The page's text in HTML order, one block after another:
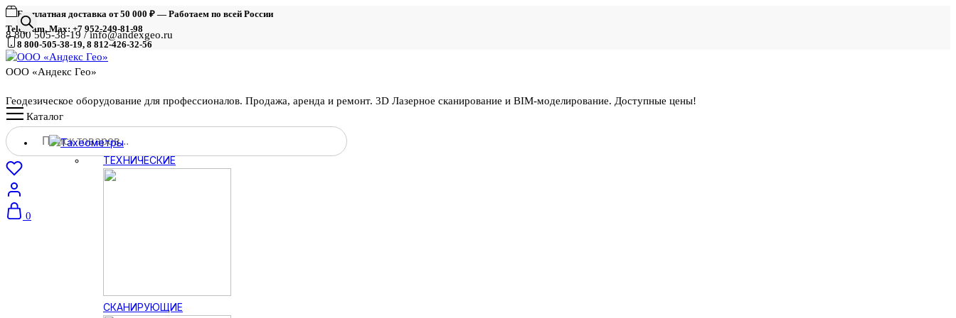
Бесплатная доставка от 50 000 ₽ — Работаем по всей России
Telegram, Max: +7 952-249-81-98
8 800-505-38-19, 8 812-426-32-56
8 800 505-38-19 / info@andexgeo.ru
ООО «Андекс Гео»
Геодезическое оборудование для профессионалов. Продажа, аренда и ремонт. 3D Лазерное сканирование и BIM-моделирование. Доступные цены!
Поиск
товаров
0
Каталог
Тахеометры
ТЕХНИЧЕСКИЕ
СКАНИРУЮЩИЕ